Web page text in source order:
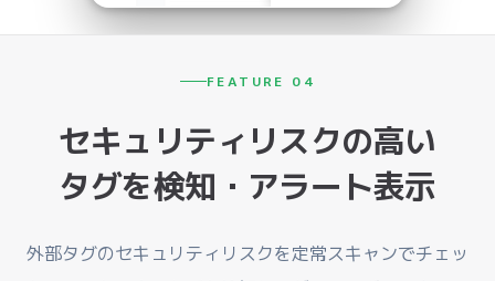
FEATURE 04
セキュリティリスクの高い
タグを検知・アラート表示
外部タグのセキュリティリスクを定常スキャンでチェッ